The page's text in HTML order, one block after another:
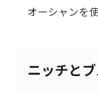
オーシャンを
ニッチと